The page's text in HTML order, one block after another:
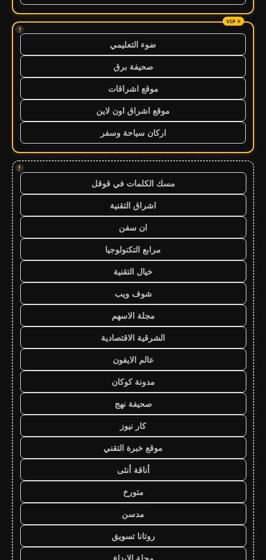
!
ضوء التعليمي
صحيفة برق
موقع اشراقات
موقع اشراق اون لاين
اركان سياحة وسفر
!
مسك الكلمات في قوقل
اشراق التقنية
ان سفن
مرابع التكنولوجيا
خيال التقنية
شوف ويب
مجلة الاسهم
الشرقية الاقتصادية
عالم الايفون
مدونة كوكان
صحيفة نهج
كار نيوز
موقع خبرة التقني
أناقة أنثى
متورخ
مدسن
روتانا تسويق
مجلة الابداع